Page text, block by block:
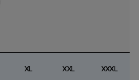
XL XXL XXXL